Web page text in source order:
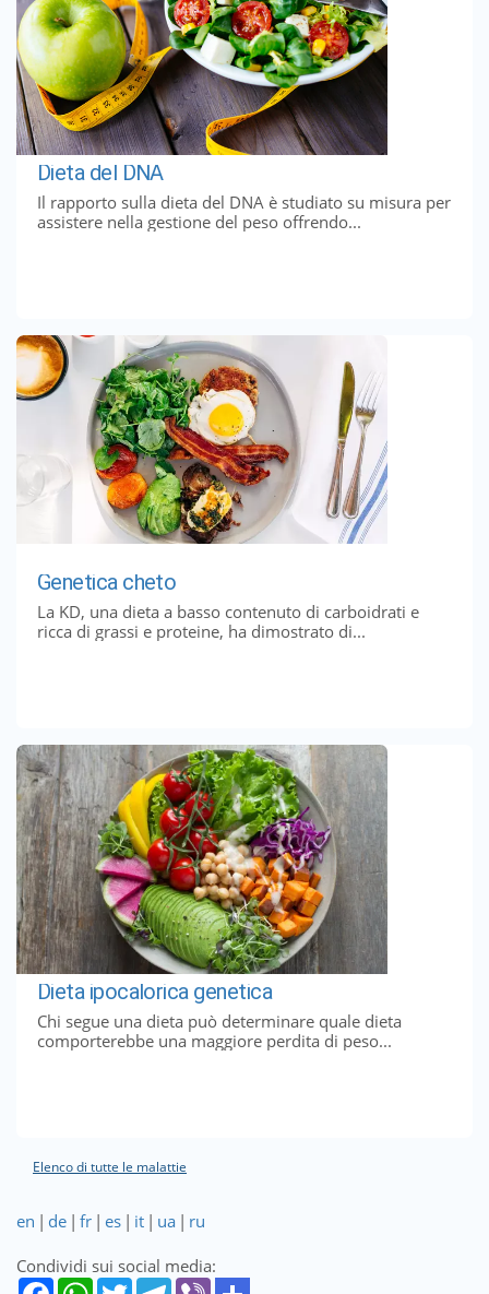
Dieta del DNA
Il rapporto sulla dieta del DNA è studiato su misura per
assistere nella gestione del peso offrendo...
Genetica cheto
La KD, una dieta a basso contenuto di carboidrati e
ricca di grassi e proteine, ha dimostrato di...
Dieta ipocalorica genetica
Chi segue una dieta può determinare quale dieta
comporterebbe una maggiore perdita di peso...
Elenco di tutte le malattie
en | de | fr | es | it | ua | ru
Condividi sui social media: